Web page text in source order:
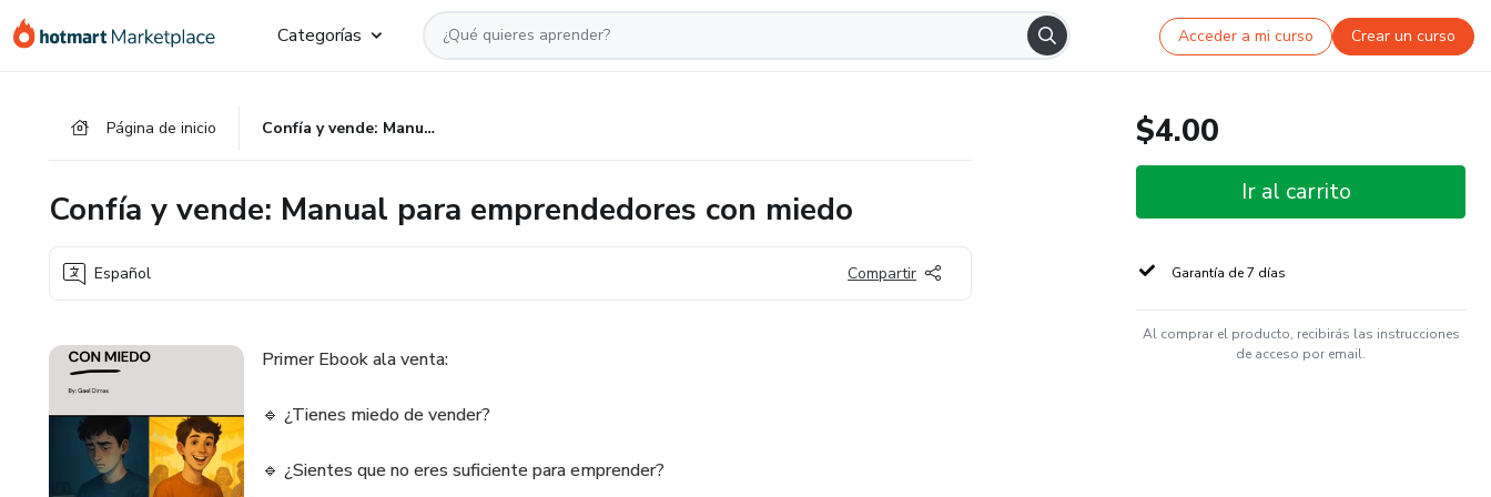
Categorías Acceder a mi curso Crear un curso
Página de inicio Confía y vende: Manual para emprendedores con miedo
Confía y vende: Manual para emprendedores con miedo
Español Compartir
Primer Ebook ala venta:
🔹 ¿Tienes miedo de vender?
🔹 ¿Sientes que no eres suficiente para emprender?
$4.00
Ir al carrito
Garantía de 7 días
Al comprar el producto, recibirás las instrucciones
de acceso por email.